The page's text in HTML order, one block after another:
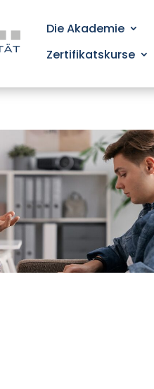
Die Akademie
Zertifikatskurse